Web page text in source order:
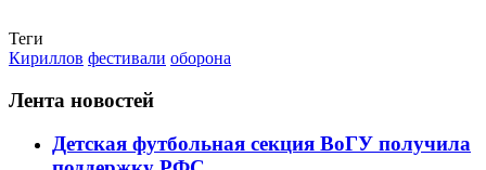
Теги
Кириллов фестивали оборона
Лента новостей
Детская футбольная секция ВоГУ получила